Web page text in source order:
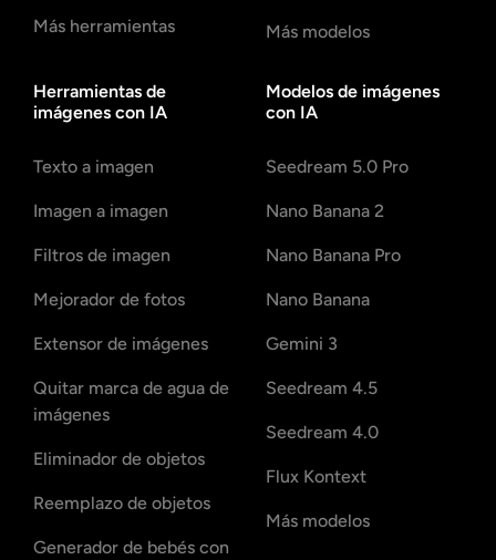
Más herramientas Más modelos
Herramientas de
imágenes con IA
Texto a imagen
Imagen a imagen
Filtros de imagen
Mejorador de fotos
Extensor de imágenes
Quitar marca de agua de
imágenes
Eliminador de objetos
Reemplazo de objetos
Generador de bebés con
Modelos de imágenes
con IA
Seedream 5.0 Pro
Nano Banana 2
Nano Banana Pro
Nano Banana
Gemini 3
Seedream 4.5
Seedream 4.0
Flux Kontext
Más modelos